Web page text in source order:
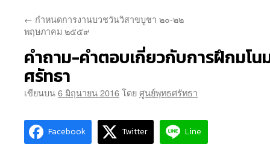
← กำหนดการงานบวชวันวิสาขบูชา ๒๐-๒๒
พฤษภาคม ๒๕๕๙
คำถาม-คำตอบเกี่ยวกับการฝึกมโ
ศรัทธา
เขียนบน6 มิถุนายน 2016โดยศูนย์พุทธศรัทธา
Facebook Twitter Line